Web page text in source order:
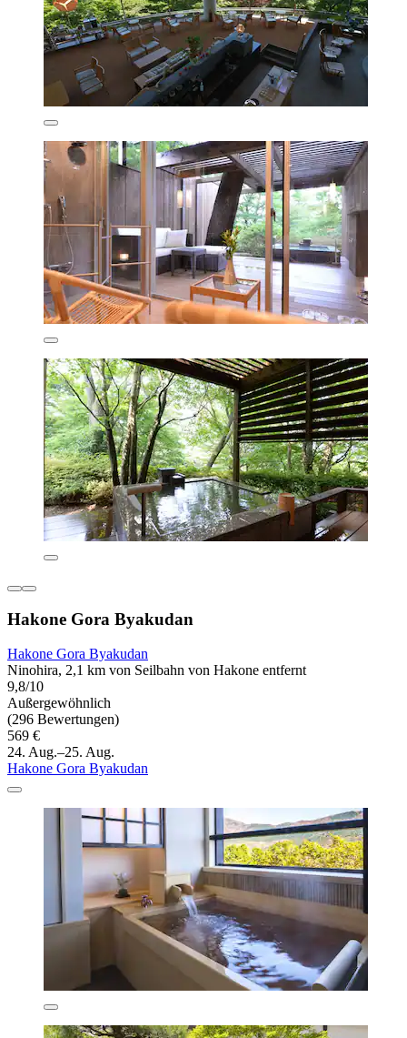
Hakone Gora Byakudan
Hakone Gora Byakudan
Ninohira, 2,1 km von Seilbahn von Hakone entfernt
9,8/10
Außergewöhnlich
(296 Bewertungen)
569 €
24. Aug.–25. Aug.
Hakone Gora Byakudan